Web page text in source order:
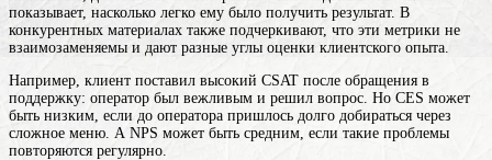
показывает, насколько легко ему было получить результат. В
конкурентных материалах также подчеркивают, что эти метрики не
взаимозаменяемы и дают разные углы оценки клиентского опыта.
Например, клиент поставил высокий CSAT после обращения в
поддержку: оператор был вежливым и решил вопрос. Но CES может
быть низким, если до оператора пришлось долго добираться через
сложное меню. А NPS может быть средним, если такие проблемы
повторяются регулярно.